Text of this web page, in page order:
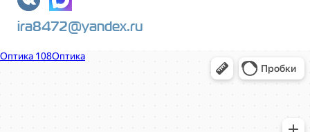
ira8472@yandex.ru
Оптика 108